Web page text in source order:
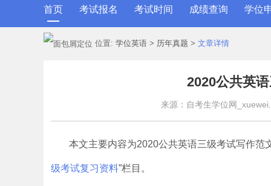
首页 考试报名 考试时间 成绩查询 学位
位置: 学位英语 > 历年真题 > 文章详情
2020公共英
来源：自考生学位网
本文主要内容为2020公共英语三级考试写作范
级考试复习资料”栏目。